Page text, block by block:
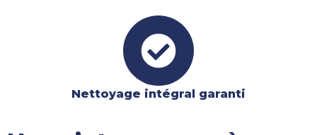
Nettoyage intégral garanti​